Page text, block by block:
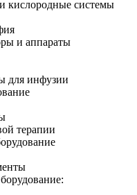
кислородные системы
и аппараты
для инфузии
терапии